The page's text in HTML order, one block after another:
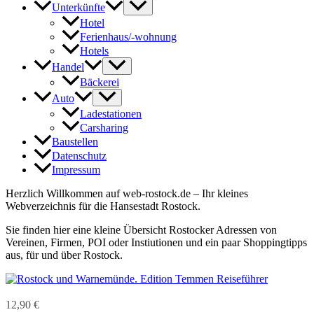
Unterkünfte
Hotel
Ferienhaus/-wohnung
Hotels
Handel
Bäckerei
Auto
Ladestationen
Carsharing
Baustellen
Datenschutz
Impressum
Herzlich Willkommen auf web-rostock.de – Ihr kleines
Webverzeichnis für die Hansestadt Rostock.
Sie finden hier eine kleine Übersicht Rostocker Adressen von
Vereinen, Firmen, POI oder Instiutionen und ein paar Shoppingtipps
aus, für und über Rostock.
12,90 €